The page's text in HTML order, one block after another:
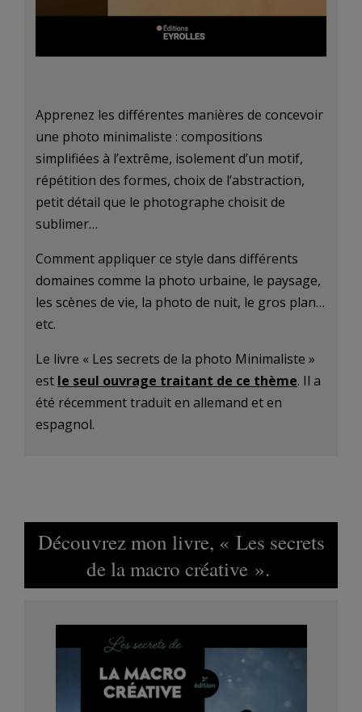
Apprenez les différentes manières de concevoir
une photo minimaliste : compositions
simplifiées à l’extrême, isolement d’un motif,
répétition des formes, choix de l’abstraction,
petit détail que le photographe choisit de
sublimer…
Comment appliquer ce style dans différents
domaines comme la photo urbaine, le paysage,
les scènes de vie, la photo de nuit, le gros plan…
etc.
Le livre « Les secrets de la photo Minimaliste »
est le seul ouvrage traitant de ce thème. Il a
été récemment traduit en allemand et en
espagnol.
Découvrez mon livre, « Les secrets
de la macro créative ».